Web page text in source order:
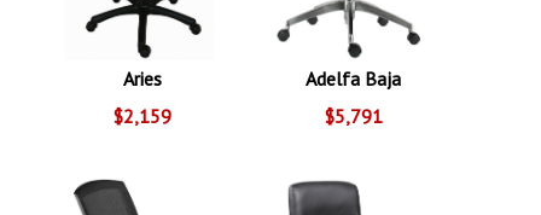
Aries
$2,159
Adelfa Baja
$5,791